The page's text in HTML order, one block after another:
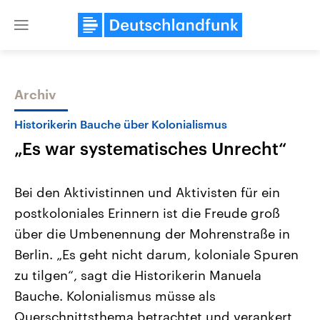
Close
Themen
Landtagswahl Sachsen-Anhalt
2026
Alle Informationen
Sachsen-Anhalt wählt am 6.
September 2026 einen neuen
Bundesland von einer Koalition aus
USA
Aktuelle Beiträge,
Hintergründe
Wirtschaftlich und
gehören die Vereinigten
mit großem Einfluss auf
Archiv
Historikerin Bauche über Kolonialismus
„Es war systematisches Unrecht“
Bei den Aktivistinnen und Aktivisten für ein
postkoloniales Erinnern ist die Freude groß
über die Umbenennung der Mohrenstraße in
Berlin. „Es geht nicht darum, koloniale Spuren
zu tilgen“, sagt die Historikerin Manuela
Bauche. Kolonialismus müsse als
Querschnittsthema betrachtet und verankert